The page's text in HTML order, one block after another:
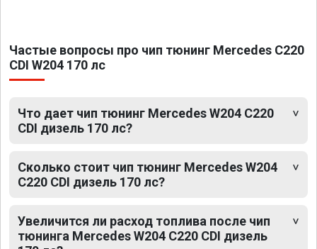
Частые вопросы про чип тюнинг Mercedes C220
CDI W204 170 лс
Что дает чип тюнинг Mercedes W204 C220
CDI дизель 170 лс?
Сколько стоит чип тюнинг Mercedes W204
C220 CDI дизель 170 лс?
Увеличится ли расход топлива после чип
тюнинга Mercedes W204 C220 CDI дизель